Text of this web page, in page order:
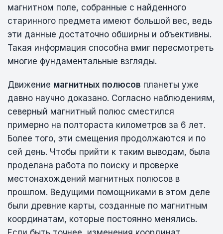
магнитном поле, собранные с найденного
старинного предмета имеют большой вес, ведь
эти данные достаточно обширны и объективны.
Такая информация способна вмиг пересмотреть
многие фундаментальные взгляды.
Движение магнитных полюсов планеты уже
давно научно доказано. Согласно наблюдениям,
северный магнитный полюс сместился
примерно на полтораста километров за 6 лет.
Более того, эти смещения продолжаются и по
сей день. Чтобы прийти к таким выводам, была
проделана работа по поиску и проверке
местонахождений магнитных полюсов в
прошлом. Ведущими помощниками в этом деле
были древние карты, созданные по магнитным
координатам, которые постоянно менялись.